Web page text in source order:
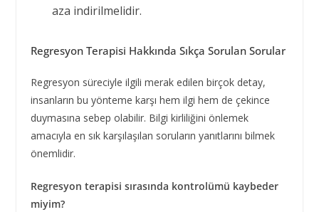
aza indirilmelidir.
Regresyon Terapisi Hakkında Sıkça Sorulan Sorular
Regresyon süreciyle ilgili merak edilen birçok detay,
insanların bu yönteme karşı hem ilgi hem de çekince
duymasına sebep olabilir. Bilgi kirliliğini önlemek
amacıyla en sık karşılaşılan soruların yanıtlarını bilmek
önemlidir.
Regresyon terapisi sırasında kontrolümü kaybeder
miyim?